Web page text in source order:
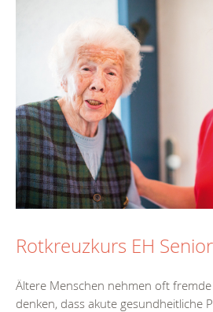
Rotkreuzkurs EH
Ältere Menschen nehmen oft
denken, dass akute gesundheitliche